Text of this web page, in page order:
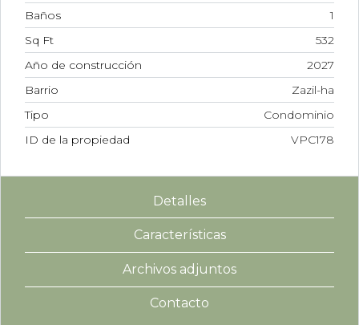
Baños
1
Sq Ft
532
Año de construcción
2027
Barrio
Zazil-ha
Tipo
Condominio
ID de la propiedad
VPC178
Detalles
Características
Archivos adjuntos
Contacto